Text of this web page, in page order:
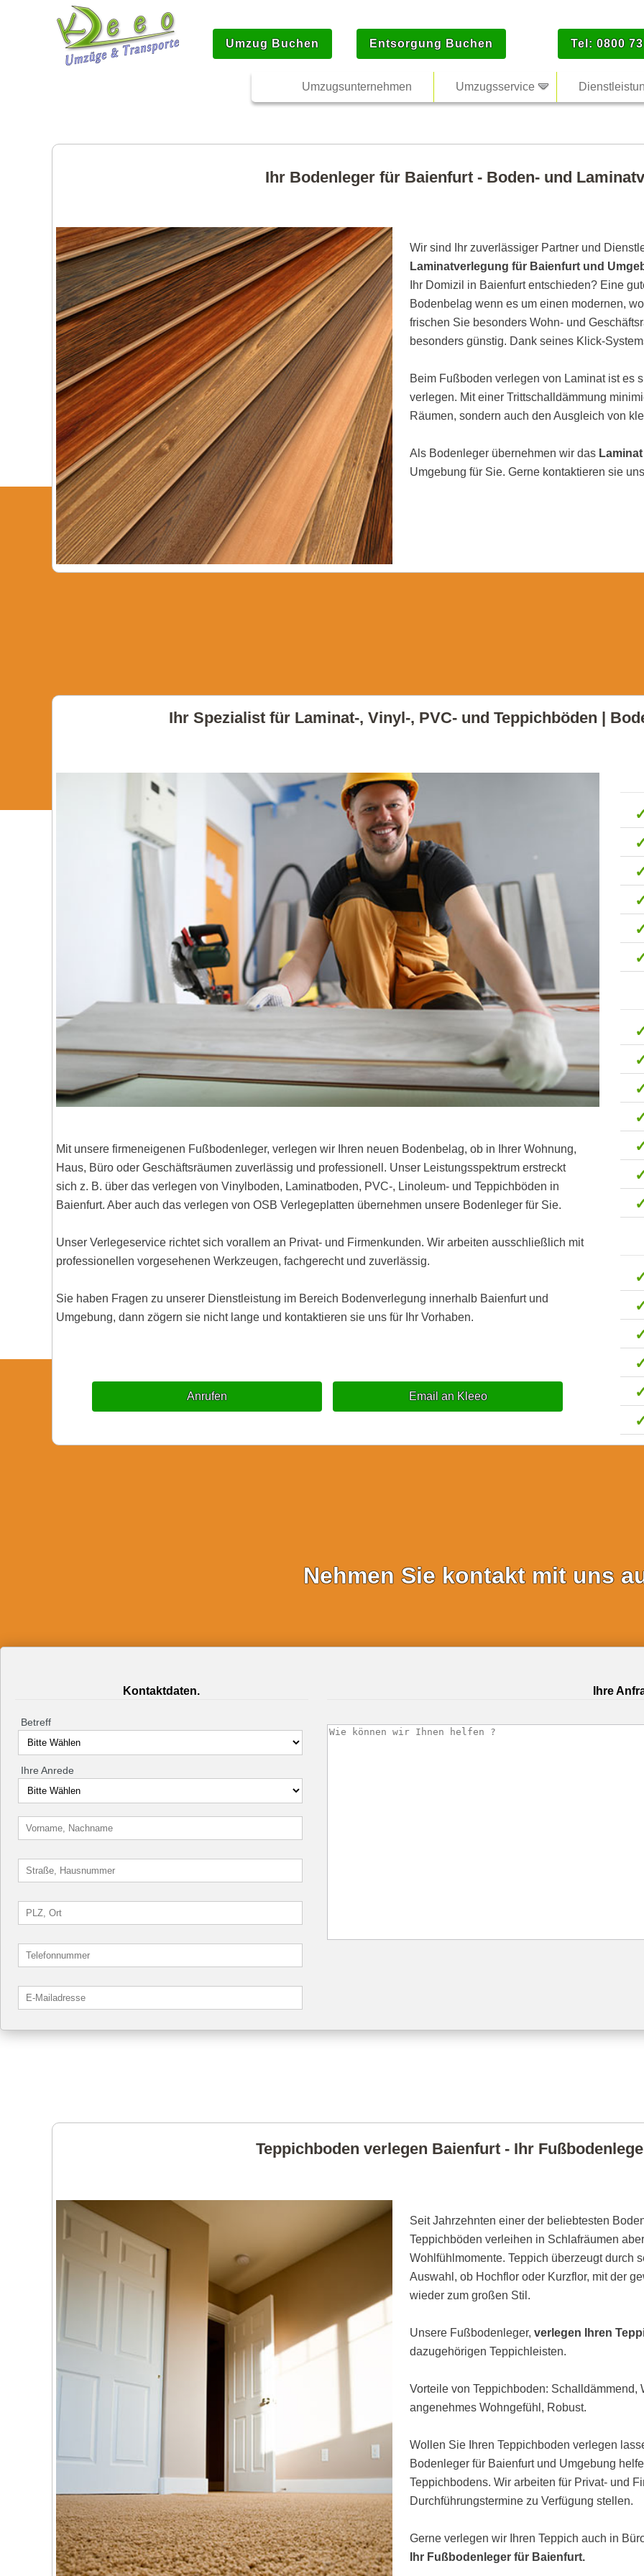
Umzug Buchen Entsorgung Buchen Tel: 0800
Umzugsunternehmen Umzugsservice
Ihr Bodenleger für Baienfurt - Boden- und
Wir sind Ihr zuverlässiger Partner und
Laminatverlegung für Baienfurt und
Ihr Domizil in Baienfurt entschieden? Eine
Bodenbelag wenn es um einen modernen,
frischen Sie besonders Wohn- und
besonders günstig. Dank seines Klick-
Beim Fußboden verlegen von Laminat ist es
verlegen. Mit einer Trittschalldämmung
Räumen, sondern auch den Ausgleich von
Als Bodenleger übernehmen wir das
Umgebung für Sie. Gerne kontaktieren sie
Ihr Spezialist für Laminat-, Vinyl-, PVC- und Teppichböden |
Mit unsere firmeneigenen Fußbodenleger, verlegen wir Ihren neuen Bodenbelag, ob in Ihrer Wohnung,
Haus, Büro oder Geschäftsräumen zuverlässig und professionell. Unser Leistungsspektrum erstreckt
sich z. B. über das verlegen von Vinylboden, Laminatboden, PVC-, Linoleum- und Teppichböden in
Baienfurt. Aber auch das verlegen von OSB Verlegeplatten übernehmen unsere Bodenleger für Sie.
Unser Verlegeservice richtet sich vorallem an Privat- und Firmenkunden. Wir arbeiten ausschließlich mit
professionellen vorgesehenen Werkzeugen, fachgerecht und zuverlässig.
Sie haben Fragen zu unserer Dienstleistung im Bereich Bodenverlegung innerhalb Baienfurt und
Umgebung, dann zögern sie nicht lange und kontaktieren sie uns für Ihr Vorhaben.
Anrufen Email an Kleeo
Nehmen Sie kontakt mit uns
Kontaktdaten.
Betreff
Ihre Anrede
Ihre
Teppichboden verlegen Baienfurt - Ihr
Seit Jahrzehnten einer der beliebtesten
Teppichböden verleihen in Schlafräumen
Wohlfühlmomente. Teppich überzeugt durch
Auswahl, ob Hochflor oder Kurzflor, mit der
wieder zum großen Stil.
Unsere Fußbodenleger,verlegen Ihren
dazugehörigen Teppichleisten.
Vorteile von Teppichboden:
angenehmes Wohngefühl, Robust.
Wollen Sie Ihren Teppichboden verlegen
Bodenleger für Baienfurt und Umgebung
Teppichbodens. Wir arbeiten für Privat- und
Durchführungstermine zu Verfügung stellen.
Gerne verlegen wir Ihren Teppich auch in
Ihr Fußbodenleger für Baienfurt.